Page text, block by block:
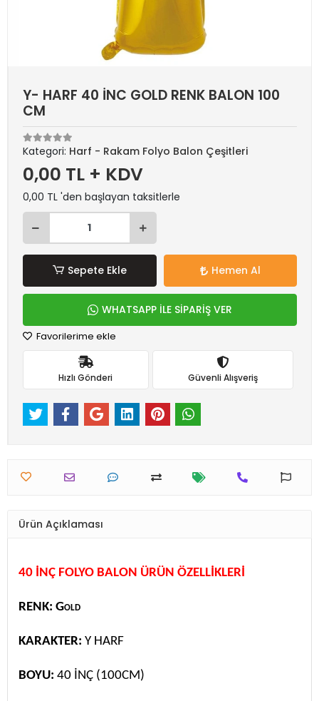
Y- HARF 40 İNC GOLD RENK BALON 100
CM
Kategori: Harf - Rakam Folyo Balon Çeşitleri
0,00 TL + KDV
0,00 TL 'den başlayan taksitlerle
Sepete Ekle Hemen Al
WHATSAPP İLE SİPARİŞ VER
Favorilerime ekle
Hızlı Gönderi Güvenli Alışveriş
Ürün Açıklaması
40 İNÇ FOLYO BALON ÜRÜN ÖZELLİKLERİ
RENK: Gold
KARAKTER: Y HARF
BOYU: 40 İNÇ (100CM)